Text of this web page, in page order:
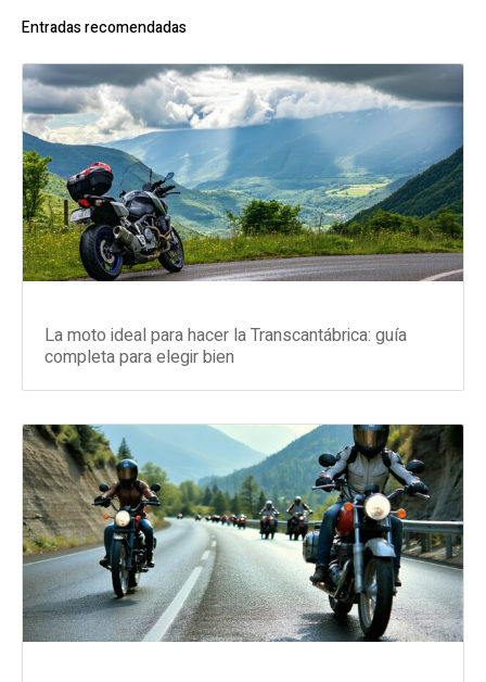
Entradas recomendadas
La moto ideal para hacer la Transcantábrica: guía
completa para elegir bien